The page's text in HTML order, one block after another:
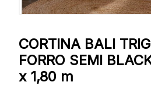
CORTINA BALI
FORRO SEMI
x 1,80 m